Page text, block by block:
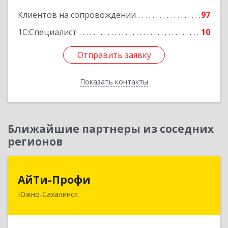
Клиентов на сопровождении
97
1С:Специалист
10
Отправить заявку
Показать контакты
Отправить заявку
Назад
Ближайшие партнеры из соседних
регионов
АйТи-Профи
Южно-Сахалинск693023, Сахалинская обл, город Южно-